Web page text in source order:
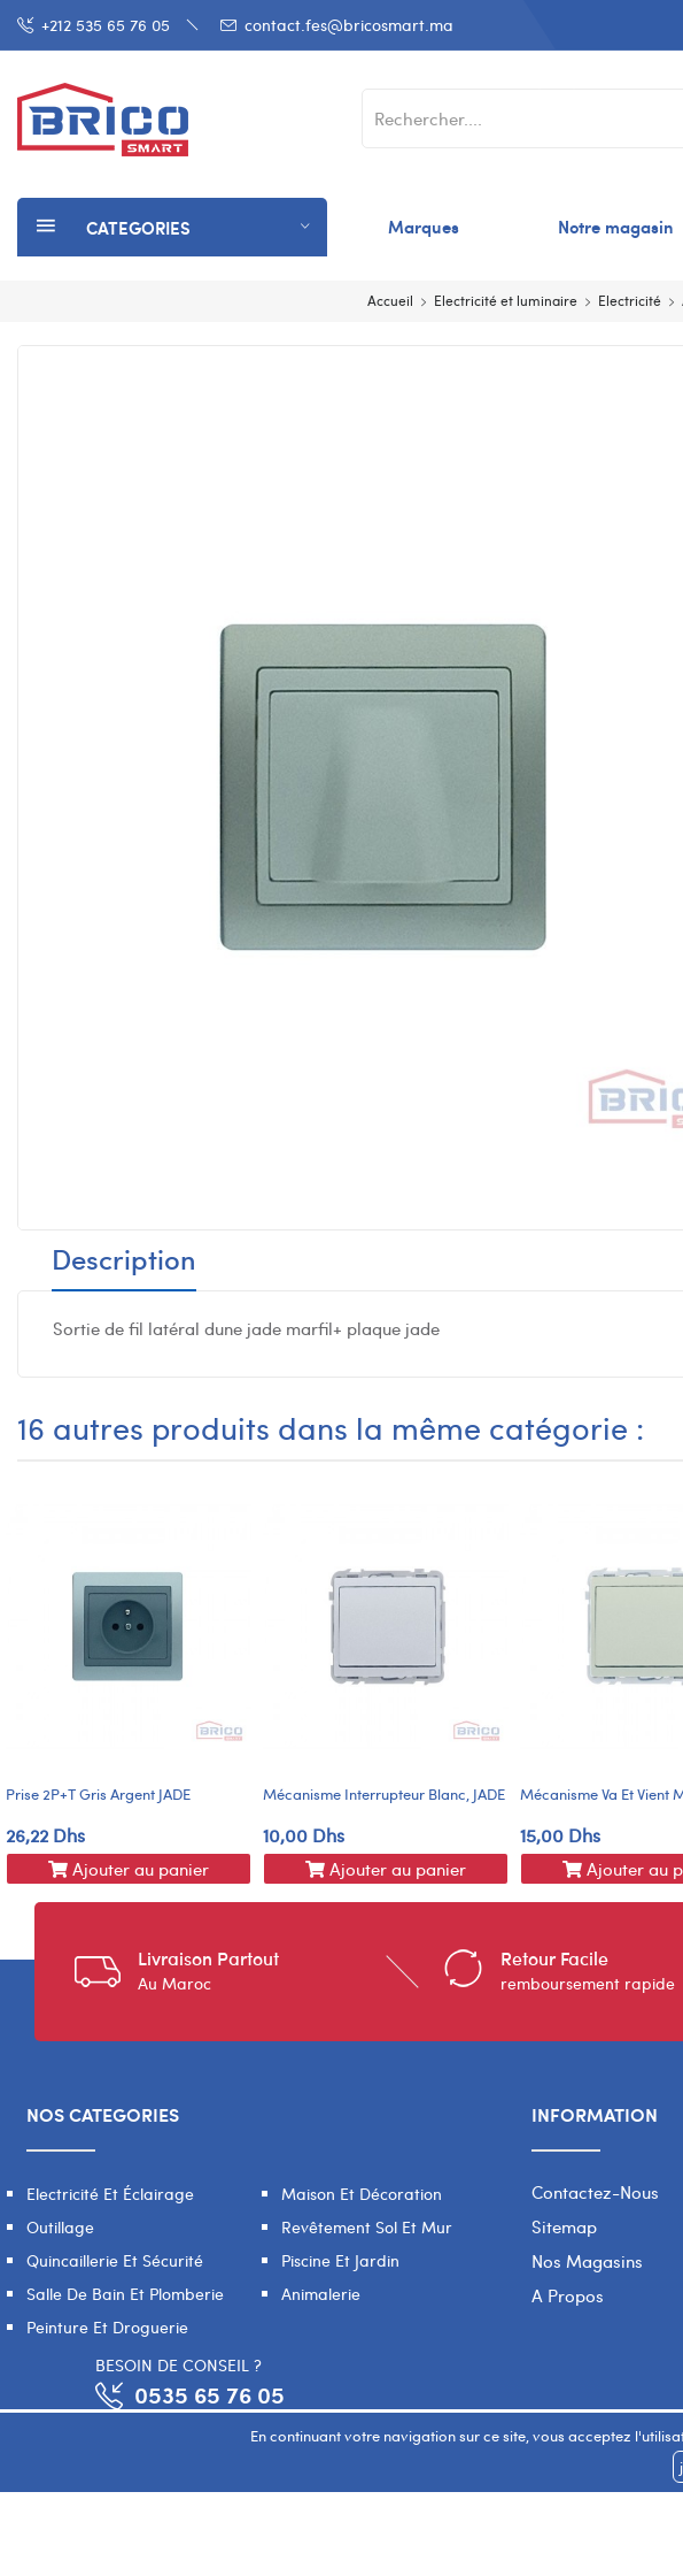
En continuant votre navigation sur ce site, vous acceptez
+212 535 65 76 05 contact.fes@bricosmart.ma
CATEGORIES Marques Notre magasin
Accueil Electricité et luminaire Electricité
Description
Sortie de fil latéral dune jade marfil+ plaque jade
16 autres produits dans la même catégorie :
Prise 2P+T Gris Argent JADE
26,22 Dhs
Ajouter au panier
Mécanisme Interrupteur Blanc, JADE
10,00 Dhs
Ajouter au panier
Mécanisme Va Et Vient
15,00 Dhs
Ajouter au
Livraison Partout
Au Maroc
Retour Facile
remboursement rapide
NOS CATEGORIES
Electricité Et Éclairage
Outillage
Quincaillerie Et Sécurité
Salle De Bain Et Plomberie
Peinture Et Droguerie
Maison Et Décoration
Revêtement Sol Et Mur
Piscine Et Jardin
Animalerie
BESOIN DE CONSEIL ?
0535 65 76 05
INFORMATION
Contactez-Nous
Sitemap
Nos Magasins
A Propos